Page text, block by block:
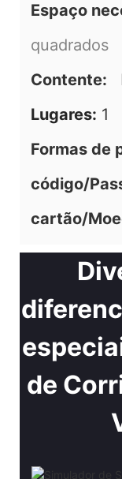
Espaço
quadrados
Contente:
Lugares: 1
Formas de
código/
cartão/
de